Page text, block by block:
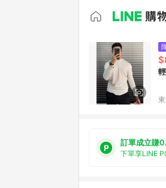
訂單成立賺
下單享LINE